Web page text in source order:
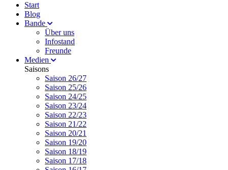
Start
Blog
Bande
Über uns
Infostand
Freunde
Medien
Saisons
Saison 26/27
Saison 25/26
Saison 24/25
Saison 23/24
Saison 22/23
Saison 21/22
Saison 20/21
Saison 19/20
Saison 18/19
Saison 17/18